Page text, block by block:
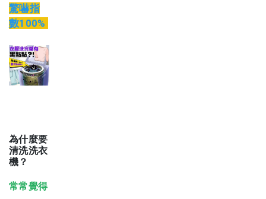
驚嚇指
數100%
為什麼要
清洗洗衣
機？
常常覺得